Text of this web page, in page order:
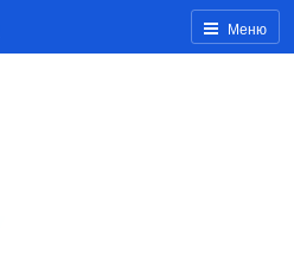
Меню